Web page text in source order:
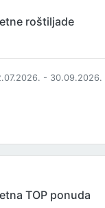
roštiljade
- 30.09.2026.
TOP ponuda